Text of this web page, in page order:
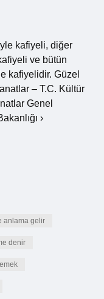
kafiyeli, diğer
ve bütün
kafiyelidir. Güzel
– T.C. Kültür
Genel
›
anlama gelir
denir